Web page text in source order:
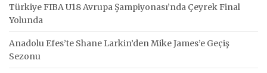
Türkiye FIBA U18 Avrupa Şampiyonası’nda Çeyrek Final
Yolunda
Anadolu Efes’te Shane Larkin’den Mike James’e Geçiş
Sezonu